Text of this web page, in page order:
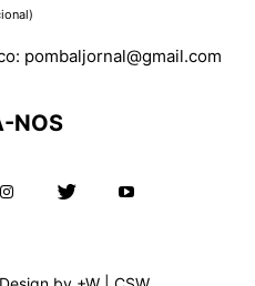
pombaljornal@gmail.com
NOS